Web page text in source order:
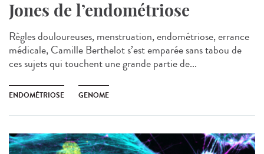
Jones de l’endométriose
Règles douloureuses, menstruation, endométriose, errance
médicale, Camille Berthelot s’est emparée sans tabou de
ces sujets qui touchent une grande partie de...
ENDOMÉTRIOSE GENOME